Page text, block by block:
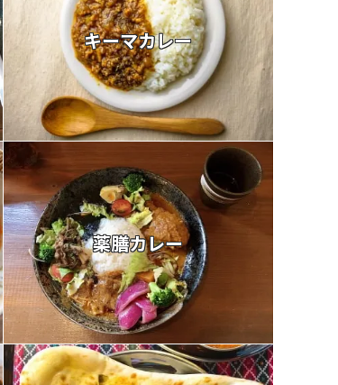
キーマカレー
薬膳カレー